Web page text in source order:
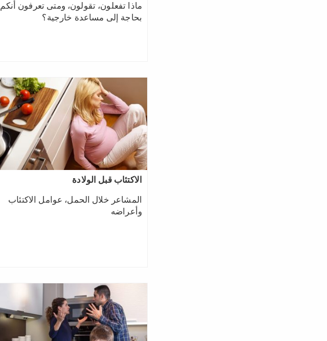
ماذا تفعلون، تقولون، ومتى تعرفون أنكم
بحاجة إلى مساعدة خارجية؟
الاكتئاب قبل الولادة
المشاعر خلال الحمل، عوامل الاكتئاب
وأعراضه